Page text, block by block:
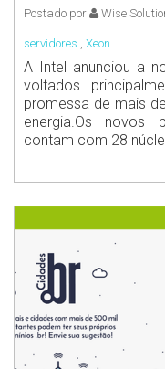
Postado por Wise
servidores , Xeon
A Intel anunciou a
voltados
promessa de mais
energia.Os novos
contam com 28